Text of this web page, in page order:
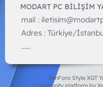
MODART PC BILIŞIM
mail :
Adres : Türkiye/
......
XenForo Style XGT
Community platform by